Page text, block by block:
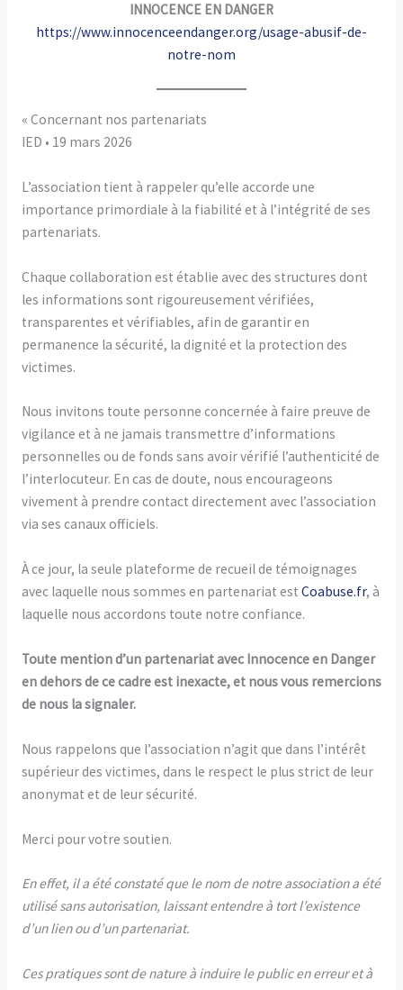
INNOCENCE EN DANGER
https://www.innocenceendanger.org/usage-abusif-de-
notre-nom
« Concernant nos partenariats
IED • 19 mars 2026
L’association tient à rappeler qu’elle accorde une
importance primordiale à la fiabilité et à l’intégrité de ses
partenariats.
Chaque collaboration est établie avec des structures dont
les informations sont rigoureusement vérifiées,
transparentes et vérifiables, afin de garantir en
permanence la sécurité, la dignité et la protection des
victimes.
Nous invitons toute personne concernée à faire preuve de
vigilance et à ne jamais transmettre d’informations
personnelles ou de fonds sans avoir vérifié l’authenticité de
l’interlocuteur. En cas de doute, nous encourageons
vivement à prendre contact directement avec l’association
via ses canaux officiels.
À ce jour, la seule plateforme de recueil de témoignages
avec laquelle nous sommes en partenariat est Coabuse.fr, à
laquelle nous accordons toute notre confiance.
Toute mention d’un partenariat avec Innocence en Danger
en dehors de ce cadre est inexacte, et nous vous remercions
de nous la signaler.
Nous rappelons que l’association n’agit que dans l’intérêt
supérieur des victimes, dans le respect le plus strict de leur
anonymat et de leur sécurité.
Merci pour votre soutien.
En effet, il a été constaté que le nom de notre association a été
utilisé sans autorisation, laissant entendre à tort l’existence
d’un lien ou d’un partenariat.
Ces pratiques sont de nature à induire le public en erreur et à